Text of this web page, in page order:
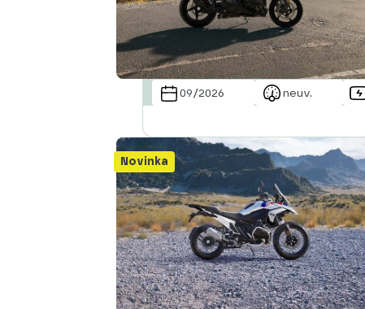
Abecedně od Z do A
09/2026 neuv.
Novinka